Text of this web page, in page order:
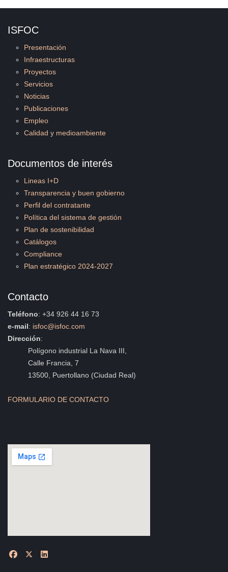
ISFOC
Presentación
Infraestructuras
Proyectos
Servicios
Noticias
Publicaciones
Empleo
Calidad y medioambiente
Documentos de interés
Lineas I+D
Transparencia y buen gobierno
Perfil del contratante
Política del sistema de gestión
Plan de sostenibilidad
Catálogos
Compliance
Plan estratégico 2024-2027
Contacto
Teléfono: +34 926 44 16 73
e-mail: isfoc@isfoc.com
Dirección:
Polígono industrial La Nava III,
Calle Francia, 7
13500, Puertollano (Ciudad Real)
FORMULARIO DE CONTACTO